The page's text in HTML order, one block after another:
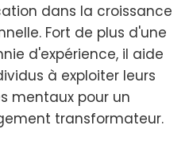
dans la croissance
Fort de plus d'une
d'expérience, il aide
à exploiter leurs
mentaux pour un
transformateur.